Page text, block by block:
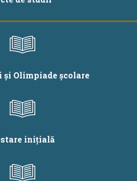
și Olimpiade școlare
inițială